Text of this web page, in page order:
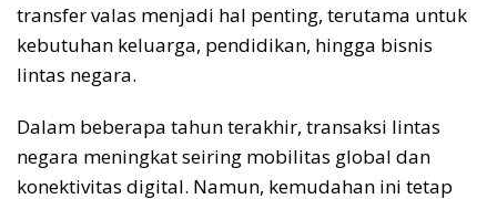
transfer valas menjadi hal penting, terutama untuk
kebutuhan keluarga, pendidikan, hingga bisnis
lintas negara.
Dalam beberapa tahun terakhir, transaksi lintas
negara meningkat seiring mobilitas global dan
konektivitas digital. Namun, kemudahan ini tetap